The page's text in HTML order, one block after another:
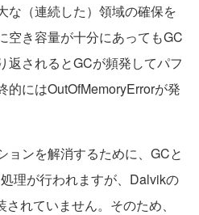
な（連続した）領域の確保を
空き容量が十分にあってもGC
返されるとGCが頻発してパフ
的にはOutOfMemoryErrorが発
ンを解消するために、GCと
理が行われますが、Dalvikの
れていません。そのため、